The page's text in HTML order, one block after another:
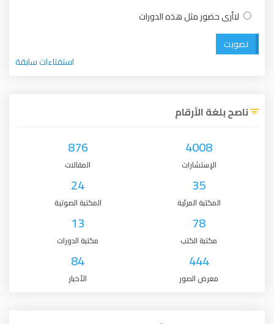
لاأرى حضور مثل هذه الدورات
تصويت
استفتاءات سابقة
ناصح بلغة الأرقام
4008
الإستشارات
876
المقالات
35
المكتبة المرئية
24
المكتبة الصوتية
78
مكتبة الكتب
13
مكتبة الدورات
444
معرض الصور
84
الأخبار